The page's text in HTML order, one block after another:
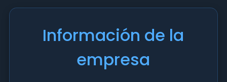
Información de la
empresa